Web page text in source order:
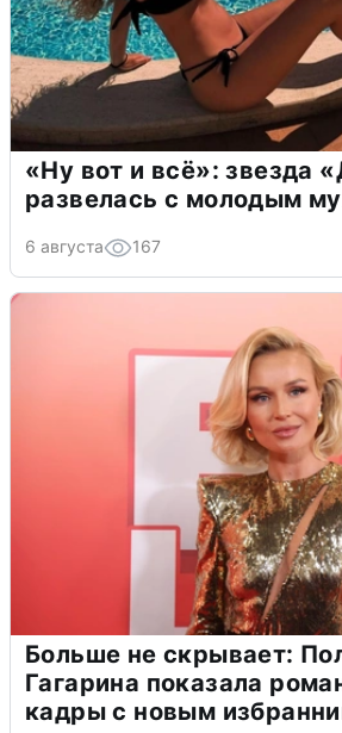
«Ну вот и всё»: звезда
развелась с молодым
6 августа 167
Больше не скрывает:
Гагарина показала
кадры с новым